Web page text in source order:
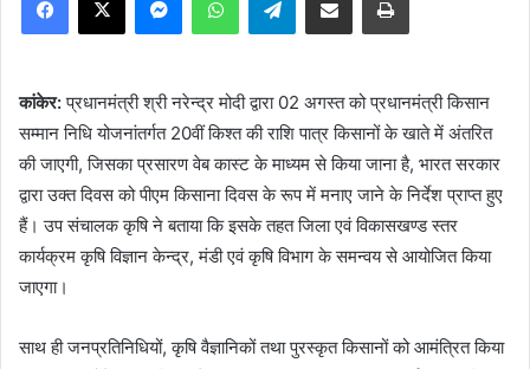
कांकेर:प्रधानमंत्री श्री नरेन्द्र मोदी द्वारा 02 अगस्त को प्रधानमंत्री किसान
सम्मान निधि योजनांतर्गत 20वीं किश्त की राशि पात्र किसानों के खाते में अंतरित
की जाएगी, जिसका प्रसारण वेब कास्ट के माध्यम से किया जाना है, भारत सरकार
द्वारा उक्त दिवस को पीएम किसाना दिवस के रूप में मनाए जाने के निर्देश प्राप्त हुए
हैं। उप संचालक कृषि ने बताया कि इसके तहत जिला एवं विकासखण्ड स्तर
कार्यक्रम कृषि विज्ञान केन्द्र, मंडी एवं कृषि विभाग के समन्वय से आयोजित किया
जाएगा।
साथ ही जनप्रतिनिधियों, कृषि वैज्ञानिकों तथा पुरस्कृत किसानों को आमंत्रित किया